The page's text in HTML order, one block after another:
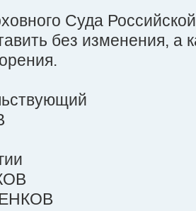
Суда
без изменения, а